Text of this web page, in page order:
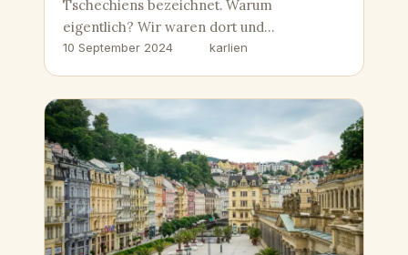
Tschechiens bezeichnet. Warum
eigentlich? Wir waren dort und…
10 September 2024 karlien